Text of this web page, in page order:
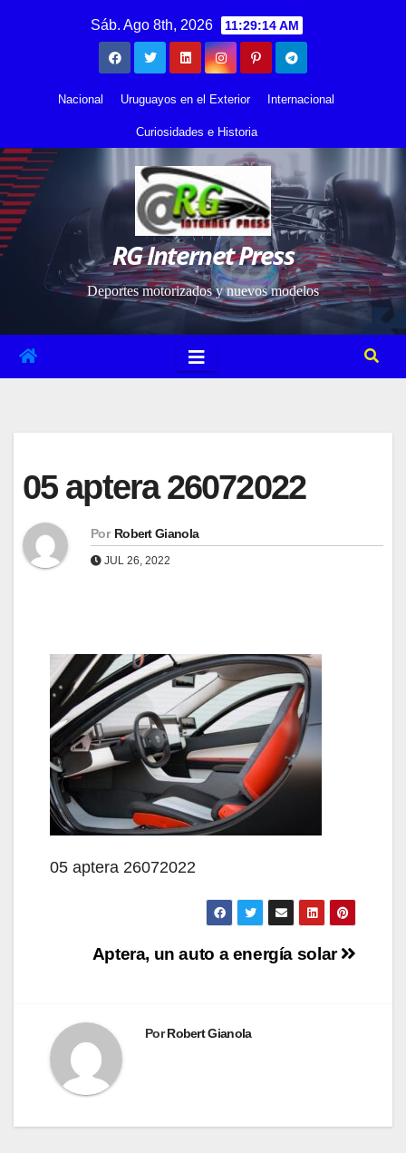
Sáb. Ago 8th, 2026 11:29:15 AM
Nacional Uruguayos en el Exterior Internacional
Curiosidades e Historia
RG Internet Press
Deportes motorizados y nuevos modelos
05 aptera 26072022
Por Robert Gianola
JUL 26, 2022
05 aptera 26072022
Navegación
entradas
Aptera, un auto a energía solar
PorRobert Gianola